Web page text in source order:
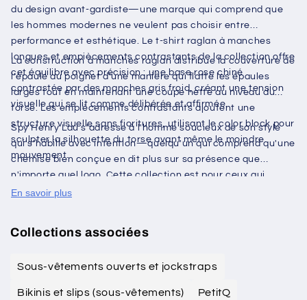
du design avant-gardiste—une marque qui comprend que
les hommes modernes ne veulent pas choisir entre
performance et esthétique. Le t-shirt raglan à manches
longues et empiècements contrastants de la collection offre
cet équilibre avec précision : une base rose chiné
contrastée par des manches gris froid, créant une tension
visuelle qui se lit comme délibérée et affirmée.
La construction à manches raglan distribue la couverture de
l'épaule au poignet d'une manière qui flatte les épaules
larges tout en maintenant une coupe nette au niveau du
torse. Les empiècements contrastants ajoutent une
structure visuelle sans fioritures, utilisant le color block pour
sculpter la silhouette du torse avant même le moindre
mouvement.
Spy Henry Lau s'adresse à l'homme soucieux de son style
qui s'habille avec intention—quelqu'un qui comprend qu'une
chemise bien conçue en dit plus sur sa présence que
n'importe quel logo. Cette collection est pour ceux qui
apprécient l'autorité discrète d'un design intelligent.
En savoir plus
Collections associées
Sous-vêtements ouverts et jockstraps
Bikinis et slips (sous-vêtements) PetitQ